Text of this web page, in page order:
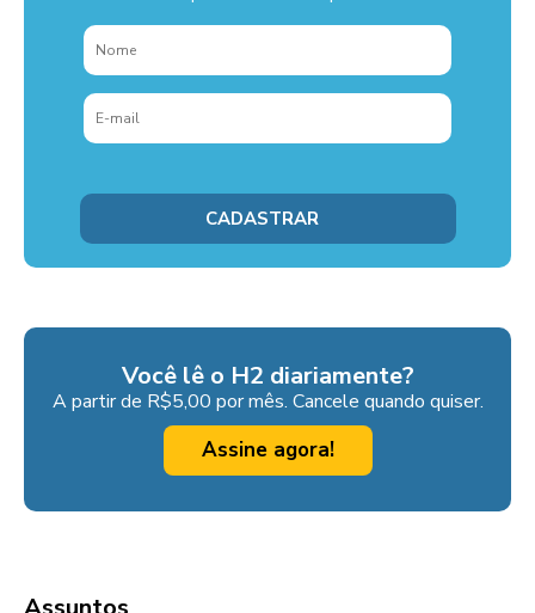
Você lê o H2 diariamente?
A partir de R$5,00 por mês. Cancele quando quiser.
Assine agora!